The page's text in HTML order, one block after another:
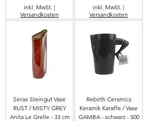
inkl. MwSt. |
Versandkosten
inkl. MwSt. |
Versandkosten
Serax Steingut Vase
RUST / MISTY GREY
Anita Le Grelle - 33 cm
Rebirth Ceramics
Keramik Karaffe / Vase
GAMBA - schwarz - 500